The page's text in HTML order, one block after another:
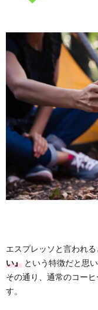
エスプレッソと言われ
い』 という特徴だと思い
その通り、通常のコーヒ
す。